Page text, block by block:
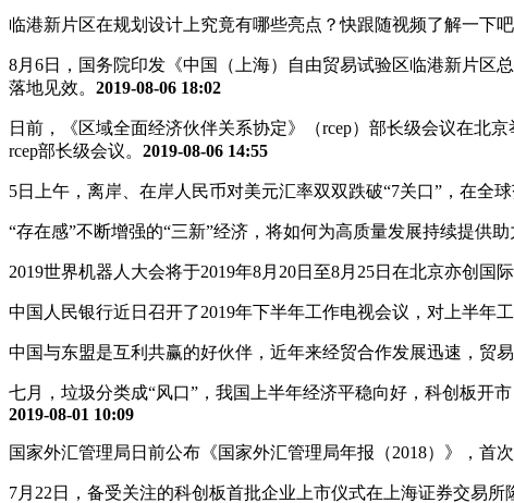
临港新片区在规划设计上究竟有哪些亮点？快跟随视频了解一下吧
8月6日，国务院印发《中国（上海）自由贸易试验区临港新片区
落地见效。 2019-08-06 18:02
日前，《区域全面经济伙伴关系协定》（rcep）部长级会议在北
rcep部长级会议。 2019-08-06 14:55
5日上午，离岸、在岸人民币对美元汇率双双跌破“7关口”，在全球
“存在感”不断增强的“三新”经济，将如何为高质量发展持续提供
2019世界机器人大会将于2019年8月20日至8月25日在北京亦创国
中国人民银行近日召开了2019年下半年工作电视会议，对上半年
中国与东盟是互利共赢的好伙伴，近年来经贸合作发展迅速，贸
七月，垃圾分类成“风口”，我国上半年经济平稳向好，科创板开
2019-08-01 10:09
国家外汇管理局日前公布《国家外汇管理局年报（2018）》，首
7月22日，备受关注的科创板首批企业上市仪式在上海证券交易